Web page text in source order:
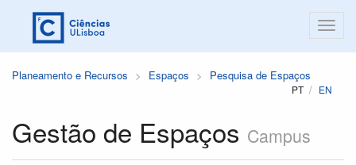
Planeamento e Recursos Espaços Pesquisa de Espaços
PT EN
Gestão de Espaços Campus